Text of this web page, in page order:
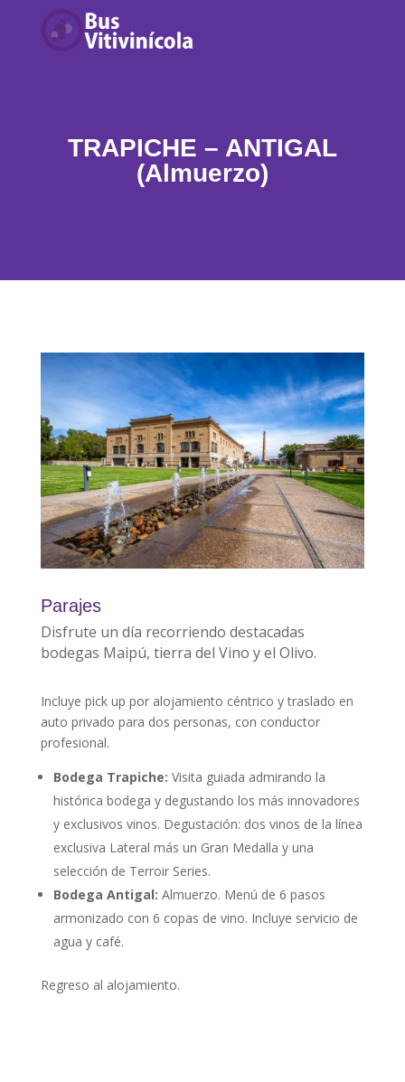
TRAPICHE – ANTIGAL
(Almuerzo)
Parajes
Disfrute un día recorriendo destacadas
bodegas Maipú, tierra del Vino y el Olivo.
Incluye pick up por alojamiento céntrico y traslado en
auto privado para dos personas, con conductor
profesional.
Bodega Trapiche: Visita guiada admirando la
histórica bodega y degustando los más innovadores
y exclusivos vinos. Degustación: dos vinos de la línea
exclusiva Lateral más un Gran Medalla y una
selección de Terroir Series.
Bodega Antigal: Almuerzo. Menú de 6 pasos
armonizado con 6 copas de vino. Incluye servicio de
agua y café.
Regreso al alojamiento.